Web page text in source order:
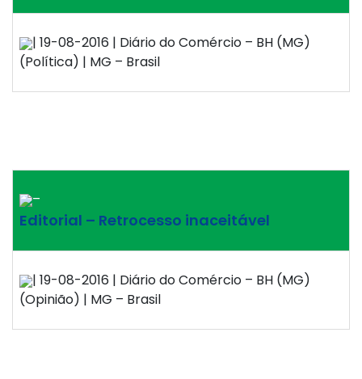
| 19-08-2016 | Diário do Comércio – BH (MG)
(Política) | MG – Brasil
–
Editorial – Retrocesso inaceitável
| 19-08-2016 | Diário do Comércio – BH (MG)
(Opinião) | MG – Brasil